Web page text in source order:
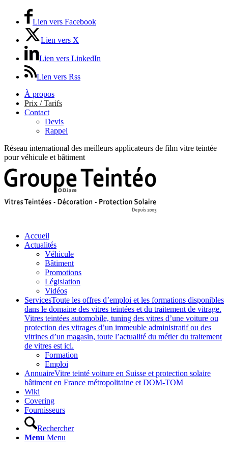
Lien vers Facebook
Lien vers X
Lien vers LinkedIn
Lien vers Rss
À propos
Prix / Tarifs
Contact
Devis
Rappel
Réseau international des meilleurs applicateurs de film vitre teintée
pour véhicule et bâtiment
Accueil
Actualités
Véhicule
Bâtiment
Promotions
Législation
Vidéos
ServicesToute les offres d’emploi et les formations disponibles
dans le domaine des vitres teintées et du traitement de vitrage.
Vitres teintées automobile, tuning des vitres d’une voiture ou
protection des vitrages d’un immeuble administratif ou des
vitrines d’un magasin, toute l’actualité du métier du traitement
de vitres est ici.
Formation
Emploi
AnnuaireVitre teinté voiture en Suisse et protection solaire
bâtiment en France métropolitaine et DOM-TOM
Wiki
Covering
Fournisseurs
Rechercher
Menu Menu